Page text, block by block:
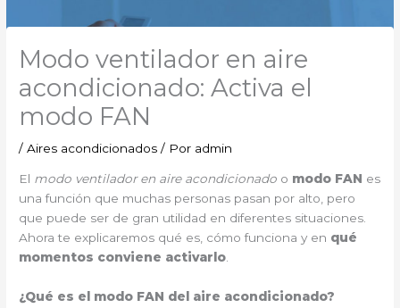
Modo ventilador en aire
acondicionado: Activa el
modo FAN
/Aires acondicionados / Por admin
El modo ventilador en aire acondicionado o modo FAN es
una función que muchas personas pasan por alto, pero
que puede ser de gran utilidad en diferentes situaciones.
Ahora te explicaremos qué es, cómo funciona y en qué
momentos conviene activarlo.
¿Qué es el modo FAN del aire acondicionado?